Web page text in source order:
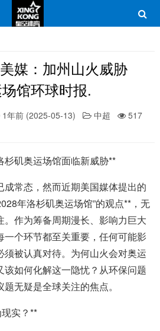
媒：加州山火威胁
馆环球时报.
1年前 (2025-05-13) 中超
517
矶奥运场馆面临新威胁**
常态，然而近期美国媒体提出的
年洛杉矶奥运场馆”的观点**，无
。作为筹备周期漫长、影响力巨大
一个环节都至关重要，任何可能影
被认真对待。为何山火会对奥运
如何化解这一隐忧？从环保问题
无疑是全球关注的焦点。
实？**